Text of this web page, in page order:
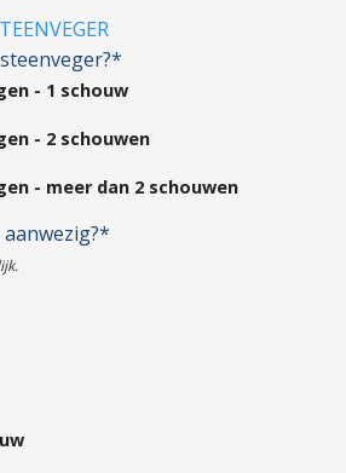
- 1 schouw
- 2 schouwen
- meer dan 2 schouwen